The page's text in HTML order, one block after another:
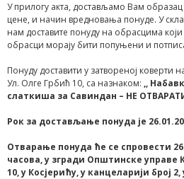
У прилогу акта, достављамо Вам образац
цене, и начин вредновања понуде. У
нам доставите понуду на обрасцима
обрасци морају бити попуњени и
Понуду доставити у затвореној коверти
Ул. Олге Грбић 10, са назнаком: ,,
слаткиша за Савиндан – НЕ
Рок за достављање понуда је 26
Отварање понуда ће се спровести
часова,у згради Општинске управе
10, у Косјерићу, у канцеларији број 2,